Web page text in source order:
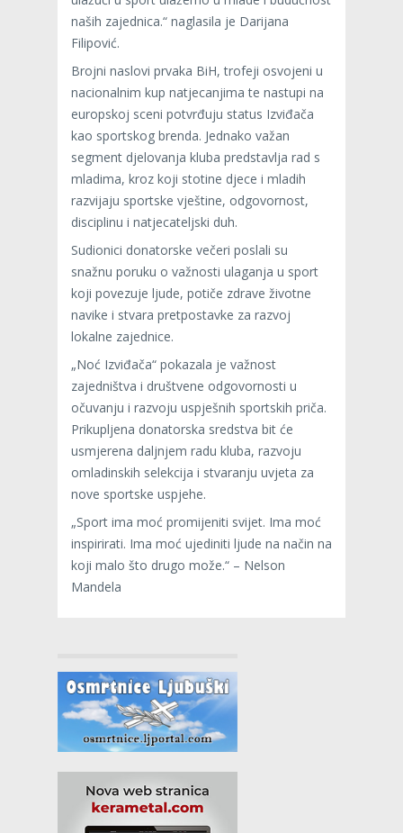
naših zajednica.“ naglasila je Darijana
Filipović.
Brojni naslovi prvaka BiH, trofeji osvojeni u
nacionalnim kup natjecanjima te nastupi na
europskoj sceni potvrđuju status Izviđača
kao sportskog brenda. Jednako važan
segment djelovanja kluba predstavlja rad s
mladima, kroz koji stotine djece i mladih
razvijaju sportske vještine, odgovornost,
disciplinu i natjecateljski duh.
Sudionici donatorske večeri poslali su
snažnu poruku o važnosti ulaganja u sport
koji povezuje ljude, potiče zdrave životne
navike i stvara pretpostavke za razvoj
lokalne zajednice.
„Noć Izviđača“ pokazala je važnost
zajedništva i društvene odgovornosti u
očuvanju i razvoju uspješnih sportskih priča.
Prikupljena donatorska sredstva bit će
usmjerena daljnjem radu kluba, razvoju
omladinskih selekcija i stvaranju uvjeta za
nove sportske uspjehe.
„Sport ima moć promijeniti svijet. Ima moć
inspirirati. Ima moć ujediniti ljude na način na
koji malo što drugo može.“ – Nelson
Mandela